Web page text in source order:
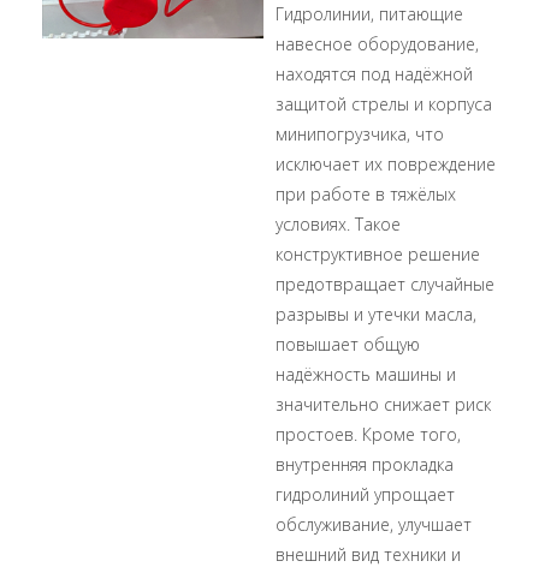
Гидролинии, питающие
навесное оборудование,
находятся под надёжной
защитой стрелы и корпуса
минипогрузчика, что
исключает их повреждение
при работе в тяжёлых
условиях. Такое
конструктивное решение
предотвращает случайные
разрывы и утечки масла,
повышает общую
надёжность машины и
значительно снижает риск
простоев. Кроме того,
внутренняя прокладка
гидролиний упрощает
обслуживание, улучшает
внешний вид техники и